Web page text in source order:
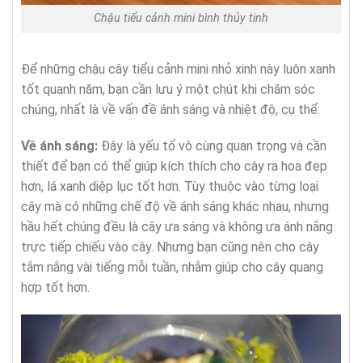
Chậu tiểu cảnh mini bình thủy tinh
Để những chậu cây tiểu cảnh mini nhỏ xinh này luôn xanh
tốt quanh năm, bạn cần lưu ý một chút khi chăm sóc
chúng, nhất là về vấn đề ánh sáng và nhiệt độ, cụ thể:
Về ánh sáng: Đây là yếu tố vô cùng quan trọng và cần
thiết để bạn có thể giúp kích thích cho cây ra hoa đẹp
hơn, lá xanh diệp lục tốt hơn. Tùy thuộc vào từng loại
cây mà có những chế độ về ánh sáng khác nhau, nhưng
hầu hết chúng đều là cây ưa sáng và không ưa ánh nắng
trực tiếp chiếu vào cây. Nhưng bạn cũng nên cho cây
tắm nắng vài tiếng mỗi tuần, nhằm giúp cho cây quang
hợp tốt hơn.